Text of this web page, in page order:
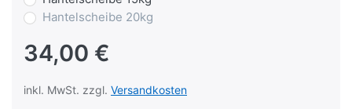
Hantelscheibe 20kg
34,00 €
inkl. MwSt. zzgl. Versandkosten